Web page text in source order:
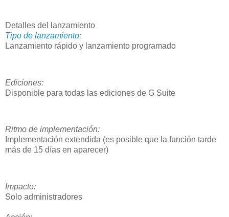
Detalles del lanzamiento
Tipo de lanzamiento:
Lanzamiento rápido y lanzamiento programado
Ediciones:
Disponible para todas las ediciones de G Suite
Ritmo de implementación:
Implementación extendida (es posible que la función tarde
más de 15 días en aparecer)
Impacto:
Solo administradores